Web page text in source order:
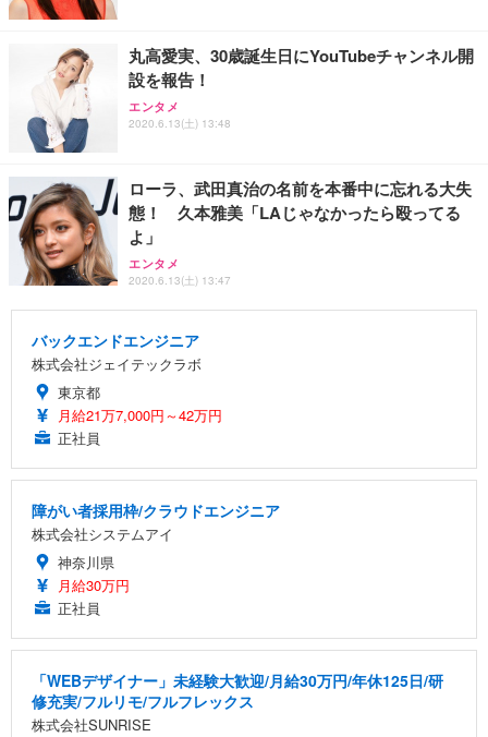
丸高愛実、30歳誕生日にYouTubeチャンネル開
設を報告！
エンタメ
2020.6.13(土) 13:48
ローラ、武田真治の名前を本番中に忘れる大失
態！ 久本雅美「LAじゃなかったら殴ってる
よ」
エンタメ
2020.6.13(土) 13:47
バックエンドエンジニア
株式会社ジェイテックラボ
東京都
月給21万7,000円～42万円
正社員
障がい者採用枠/クラウドエンジニア
株式会社システムアイ
神奈川県
月給30万円
正社員
「WEBデザイナー」未経験大歓迎/月給30万円/年休125日/研
修充実/フルリモ/フルフレックス
株式会社SUNRISE